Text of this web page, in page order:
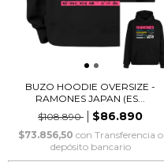
BUZO HOODIE OVERSIZE -
RAMONES JAPAN (ES...
$108.890
$86.890
$73.856,50 con Transferencia o
depósito bancario